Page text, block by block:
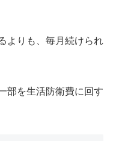
よりも、毎月続けられ
部を生活防衛費に回す